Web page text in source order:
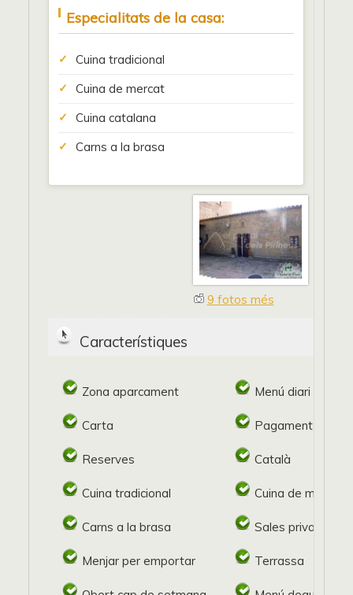
Especialitats de la casa:
Cuina tradicional
Cuina de mercat
Cuina catalana
Carns a la brasa
9 fotos més
Característiques
Zona aparcament Menú diari
Carta Pagament
Reserves Català
Cuina tradicional Cuina de mercat
Carns a la brasa Sales privades
Menjar per emportar Terrassa